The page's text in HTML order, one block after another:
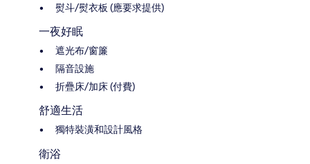
熨斗/熨衣板 (應要求提供)
一夜好眠
遮光布/窗簾
隔音設施
折疊床/加床 (付費)
舒適生活
獨特裝潢和設計風格
衛浴